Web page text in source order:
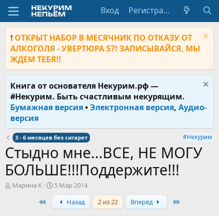
Вход Регистрация
❗ ОТКРЫТ НАБОР В МЕСЯЧНИК ПО ОТКАЗУ ОТ
АЛКОГОЛЯ - УВЕРТЮРА 57! ЗАПИСЫВАЙСЯ, МЫ
ЖДЕМ ТЕБЯ!!
Книга от основателя Некурим.рф —
#Некурим. Быть счастливым некурящим.
Бумажная версия•Электронная версия, Аудио-
версия
3 - 6 месяцев без сигарет #Некурим
Стыдно мне...ВСЕ, НЕ МОГУ
БОЛЬШЕ!!!Поддержите!!!
А
Марина К
Д
а
а
5 Мар 2014
Назад 2 из 22 Вперёд